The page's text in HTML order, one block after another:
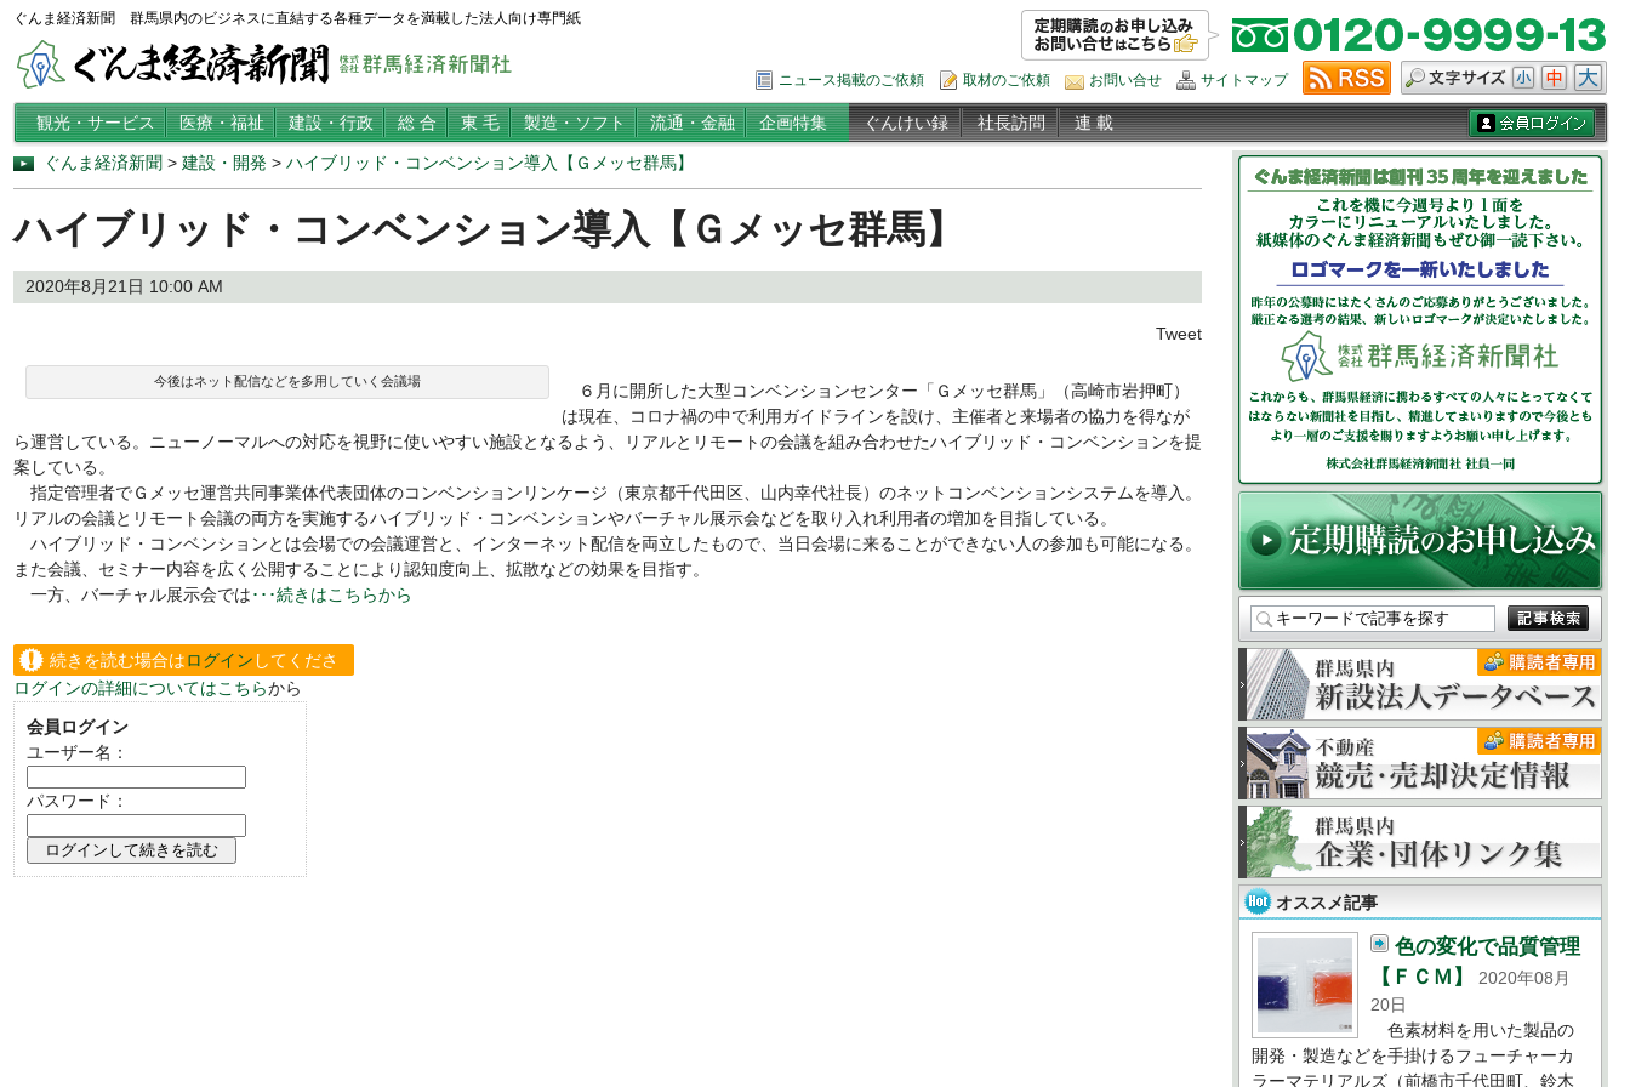
ぐんま経済新聞 群馬県内のビジネスに直結する各種データを満載した法人向け専門紙
ニュース掲載のご依頼 取材のご依頼 お問い合せ サイトマップ
観光・サービス 医療・福祉 建設・行政 総 合 東 毛 製造・ソフト 流通・金融 企画特集 ぐんけい録 社長訪問 連 載
ぐんま経済新聞 > 建設・開発 > ハイブリッド・コンベンション導入【Ｇメッセ群馬】
ハイブリッド・コンベンション導入【Ｇメッセ群馬】
2020年8月21日 10:00 AM
Tweet
今後はネット配信などを多用していく会議場
６月に開所した大型コンベンションセンター「Ｇメッセ群馬」（高崎市岩押町）
は現在、コロナ禍の中で利用ガイドラインを設け、主催者と来場者の協力を得なが
ら運営している。ニューノーマルへの対応を視野に使いやすい施設となるよう、リアルとリモートの会議を組み合わせたハイブリッド・コンベンションを提
案している。
指定管理者でＧメッセ運営共同事業体代表団体のコンベンションリンケージ（東京都千代田区、山内幸代社長）のネットコンベンションシステムを導入。
リアルの会議とリモート会議の両方を実施するハイブリッド・コンベンションやバーチャル展示会などを取り入れ利用者の増加を目指している。
ハイブリッド・コンベンションとは会場での会議運営と、インターネット配信を両立したもので、当日会場に来ることができない人の参加も可能になる。
また会議、セミナー内容を広く公開することにより認知度向上、拡散などの効果を目指す。
一方、バーチャル展示会では･･･続きはこちらから
続きを読む場合はログイン してくださ
い。
ログインの詳細についてはこちらから
会員ログイン
ユーザー名：
パスワード：
オススメ記事
色の変化で品質管理
【ＦＣＭ】
2020年08月
20日
色素材料を用いた製品の
開発・製造などを手掛けるフューチャーカ
ラーマテリアルズ（前橋市千代田町、鈴木